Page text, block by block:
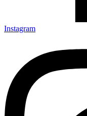
Instagram